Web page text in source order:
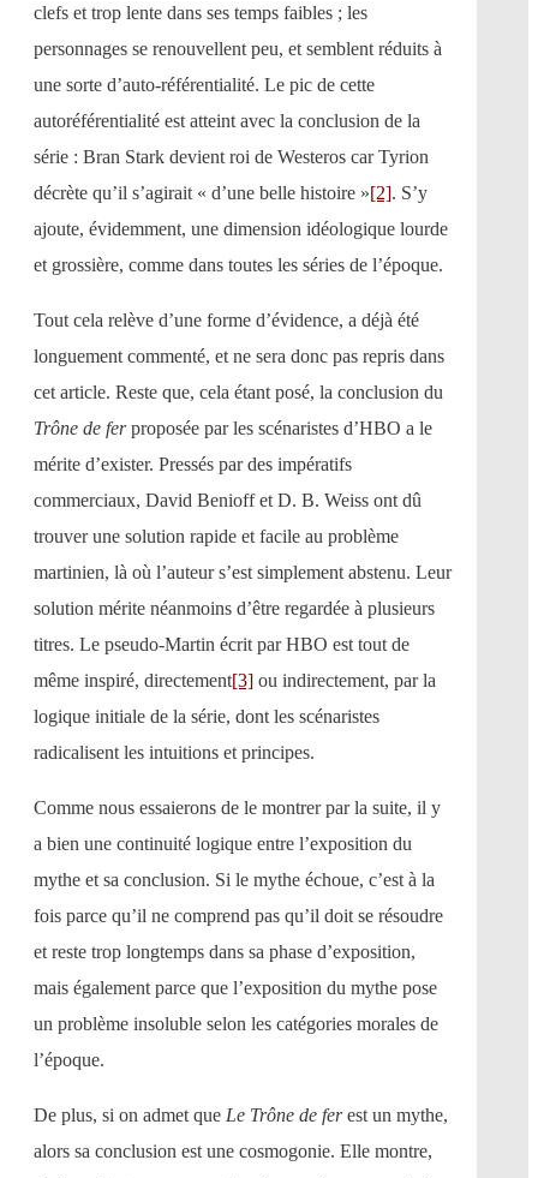
clefs et trop lente dans ses temps faibles ; les
personnages se renouvellent peu, et semblent réduits à
une sorte d’auto-référentialité. Le pic de cette
autoréférentialité est atteint avec la conclusion de la
série : Bran Stark devient roi de Westeros car Tyrion
décrète qu’il s’agirait « d’une belle histoire »[2]. S’y
ajoute, évidemment, une dimension idéologique lourde
et grossière, comme dans toutes les séries de l’époque.
Tout cela relève d’une forme d’évidence, a déjà été
longuement commenté, et ne sera donc pas repris dans
cet article. Reste que, cela étant posé, la conclusion du
Trône de ferproposée par les scénaristes d’HBO a le
mérite d’exister. Pressés par des impératifs
commerciaux, David Benioff et D. B. Weiss ont dû
trouver une solution rapide et facile au problème
martinien, là où l’auteur s’est simplement abstenu. Leur
solution mérite néanmoins d’être regardée à plusieurs
titres. Le pseudo-Martin écrit par HBO est tout de
même inspiré, directement[3] ou indirectement, par la
logique initiale de la série, dont les scénaristes
radicalisent les intuitions et principes.
Comme nous essaierons de le montrer par la suite, il y
a bien une continuité logique entre l’exposition du
mythe et sa conclusion. Si le mythe échoue, c’est à la
fois parce qu’il ne comprend pas qu’il doit se résoudre
et reste trop longtemps dans sa phase d’exposition,
mais également parce que l’exposition du mythe pose
un problème insoluble selon les catégories morales de
l’époque.
De plus, si on admet que Le Trône de ferest un mythe,
alors sa conclusion est une cosmogonie. Elle montre,